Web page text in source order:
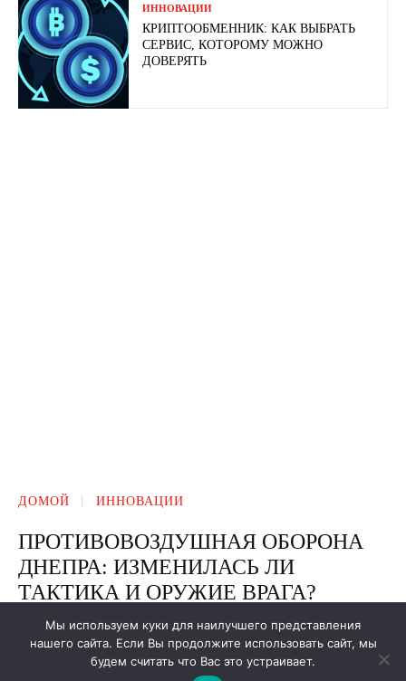
ИННОВАЦИИ
КРИПТООБМЕННИК: КАК ВЫБРАТЬ
СЕРВИС, КОТОРОМУ МОЖНО
ДОВЕРЯТЬ
Мы используем куки для наилучшего представления
нашего сайта. Если Вы продолжите использовать сайт, мы
будем считать что Вас это устраивает.